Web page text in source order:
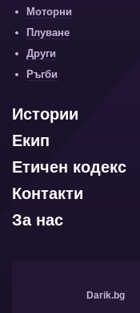
Моторни
Плуване
Други
Ръгби
Истории
Екип
Етичен кодекс
Контакти
За нас
Darik.bg